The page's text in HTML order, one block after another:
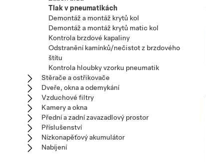
Tlak v pneumatikách
Demontáž a montáž krytů kol
Demontáž a montáž krytů matic kol
Kontrola brzdové kapaliny
Odstranění kamínků/nečistot z brzdového
štítu
Kontrola hloubky vzorku pneumatik
Stěrače a ostřikovače
Dveře, okna a odemykání
Vzduchové filtry
Kamery a okna
Přední a zadní zavazadlový prostor
Příslušenství
Nízkonapěťový akumulátor
Nabíjení